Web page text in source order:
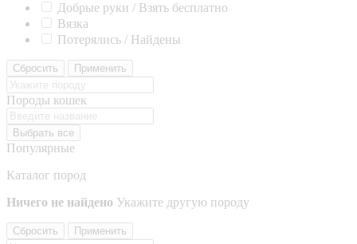
Добрые руки / Взять бесплатно
Вязка
Потерялись / Найдены
Сбросить Применить
Породы кошек
Выбрать все
Популярные
Каталог пород
Ничего не найдено Укажите другую породу
Сбросить Применить